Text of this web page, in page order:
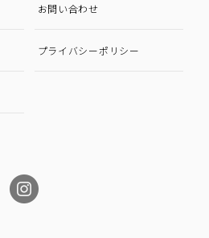
お問い合わせ
プライバシーポリシー